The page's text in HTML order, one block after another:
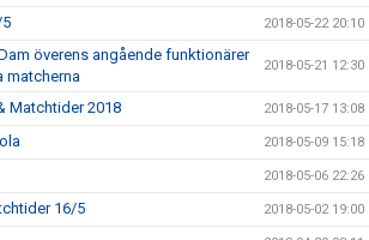
2018-05-22 20:10
överens angående funktionärer
matcherna
2018-05-21 12:30
Matchtider 2018 2018-05-17 13:08
2018-05-09 15:18
2018-05-06 22:26
16/5 2018-05-02 19:00